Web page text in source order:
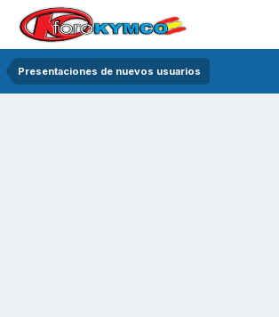
Presentaciones de nuevos usuarios